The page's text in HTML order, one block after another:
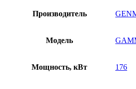
Производитель
Модель
Мощность, кВт 176